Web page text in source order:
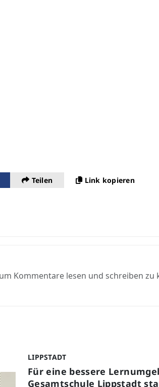
Teilen Link kopieren
Kommentare lesen und schreiben zu
LIPPSTADT
Für eine bessere
Gesamtschule Lippstadt